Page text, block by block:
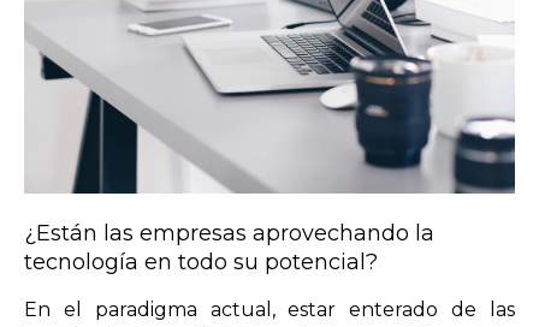
¿Están las empresas aprovechando la
tecnología en todo su potencial?
En el paradigma actual, estar enterado de las